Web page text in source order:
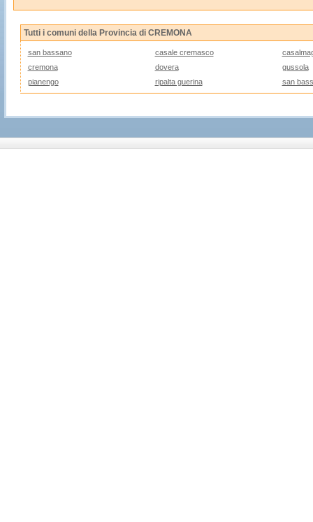
Tutti i comuni della Provincia di CREMONA
san bassano casale cremasco
cremona
dovera
gussola
pianengo
ripalta guerina san